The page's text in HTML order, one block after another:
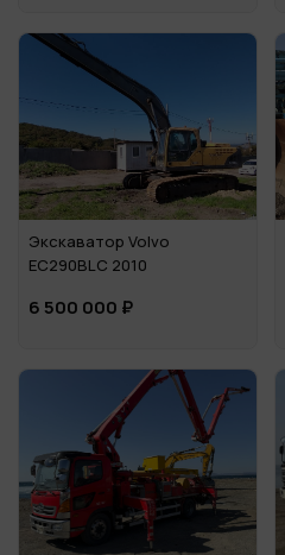
Экскаватор Volvo
EC290BLC 2010
6 500 000 ₽